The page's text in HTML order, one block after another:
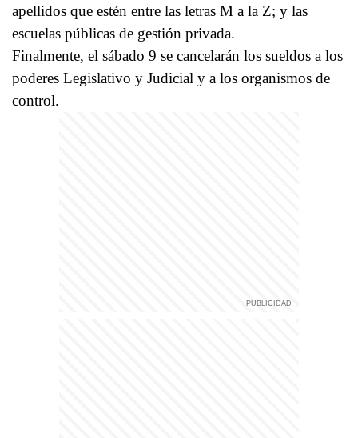
apellidos que estén entre las letras M a la Z; y las
escuelas públicas de gestión privada.
Finalmente, el sábado 9 se cancelarán los sueldos a los
poderes Legislativo y Judicial y a los organismos de
control.